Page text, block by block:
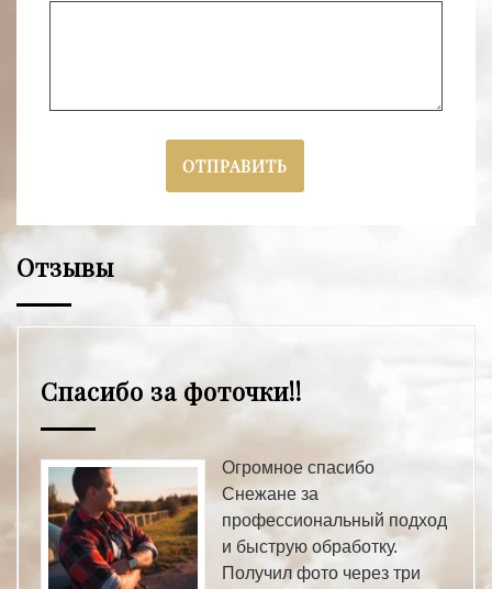
Отзывы
Спасибо за фоточки!!
Огромное спасибо
Снежане за
профессиональный подход
и быструю обработку.
Получил фото через три